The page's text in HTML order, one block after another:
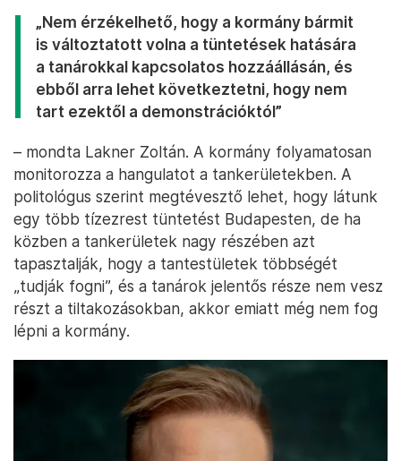
„Nem érzékelhető, hogy a kormány bármit
is változtatott volna a tüntetések hatására
a tanárokkal kapcsolatos hozzáállásán, és
ebből arra lehet következtetni, hogy nem
tart ezektől a demonstrációktól”
– mondta Lakner Zoltán. A kormány folyamatosan
monitorozza a hangulatot a tankerületekben. A
politológus szerint megtévesztő lehet, hogy látunk
egy több tízezrest tüntetést Budapesten, de ha
közben a tankerületek nagy részében azt
tapasztalják, hogy a tantestületek többségét
„tudják fogni”, és a tanárok jelentős része nem vesz
részt a tiltakozásokban, akkor emiatt még nem fog
lépni a kormány.